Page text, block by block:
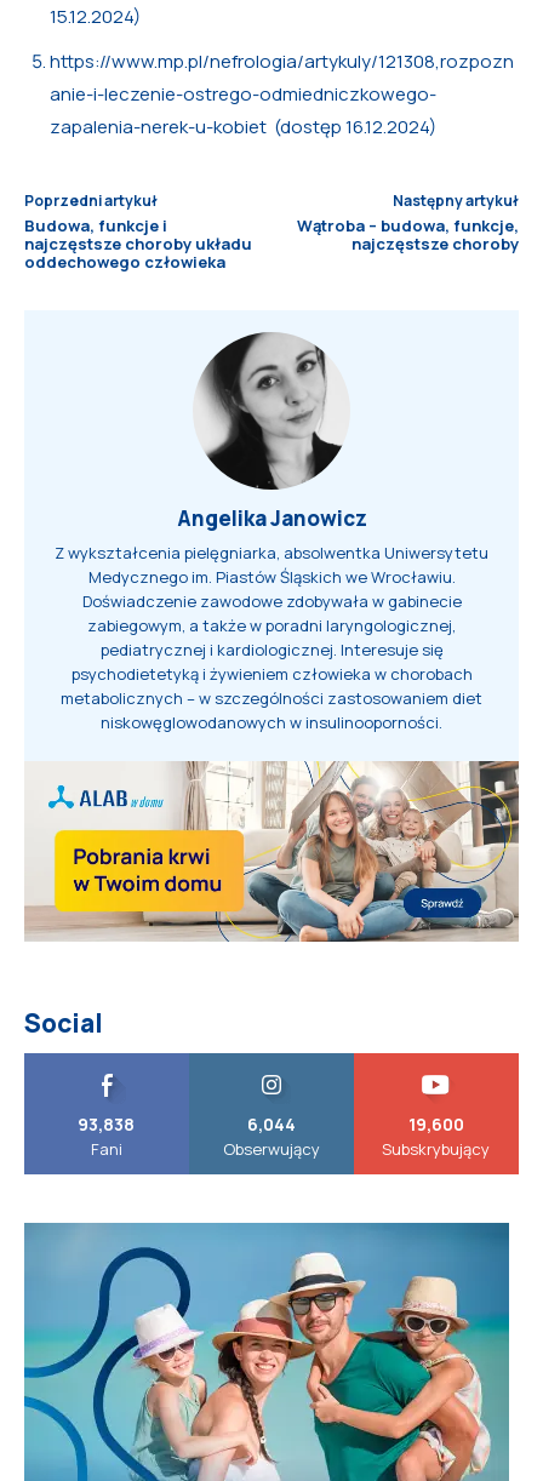
15.12.2024)
https://www.mp.pl/nefrologia/artykuly/121308,rozpozn
anie-i-leczenie-ostrego-odmiedniczkowego-
zapalenia-nerek-u-kobiet (dostęp 16.12.2024)
Poprzedni artykuł
Budowa, funkcje i
najczęstsze choroby układu
oddechowego człowieka
Następny artykuł
Wątroba – budowa, funkcje,
najczęstsze choroby
Angelika Janowicz
Z wykształcenia pielęgniarka, absolwentka Uniwersytetu
Medycznego im. Piastów Śląskich we Wrocławiu.
Doświadczenie zawodowe zdobywała w gabinecie
zabiegowym, a także w poradni laryngologicznej,
pediatrycznej i kardiologicznej. Interesuje się
psychodietetyką i żywieniem człowieka w chorobach
metabolicznych – w szczególności zastosowaniem diet
niskowęglowodanowych w insulinooporności.
Social
93,838
Fani
6,044
Obserwujący
19,600
Subskrybujący